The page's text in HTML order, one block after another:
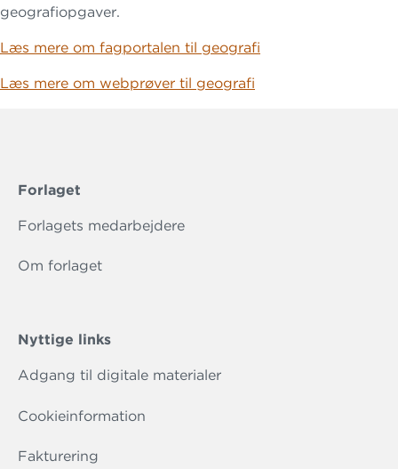
geografiopgaver.
Læs mere om fagportalen til geografi
Læs mere om webprøver til geografi
Forlaget
Forlagets medarbejdere
Om forlaget
Nyttige links
Adgang til digitale materialer
Cookieinformation
Fakturering